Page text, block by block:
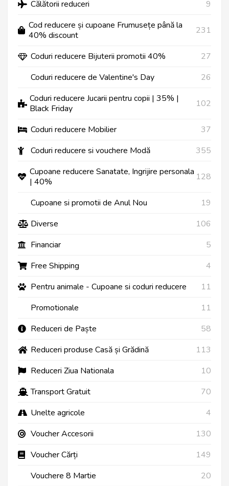
Călătorii reduceri
9
Cod reducere și cupoane Frumusețe până la
40% discount
231
Coduri reducere Bijuterii promotii 40%
27
Coduri reducere de Valentine's Day
26
Coduri reducere Jucarii pentru copii | 35% |
Black Friday
102
Coduri reducere Mobilier
37
Coduri reducere si vouchere Modă
355
Cupoane reducere Sanatate, Ingrijire personala
| 40%
128
Cupoane si promotii de Anul Nou
19
Diverse
106
Financiar
5
Free Shipping
4
Pentru animale - Cupoane si coduri reducere
11
Promotionale
11
Reduceri de Paște
58
Reduceri produse Casă și Grădină
113
Reduceri Ziua Nationala
10
Transport Gratuit
70
Unelte agricole
4
Voucher Accesorii
130
Voucher Cărți
149
Vouchere 8 Martie
20